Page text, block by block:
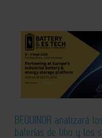
BEQUINOR analizará
baterías de litio y los